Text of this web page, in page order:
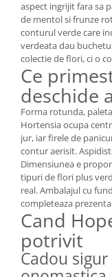
aspect ingrijit fara sa
de mentol si frunze
conturul verde care
verdeata dau
colectie de flori, ci o
Ce
deschide
Forma rotunda,
Hortensia ocupa
jur, iar firele de
contur aerisit.
Dimensiunea e
tipuri de flori plus
real. Ambalajul cu
completeaza
Cand
potrivit
Cadou